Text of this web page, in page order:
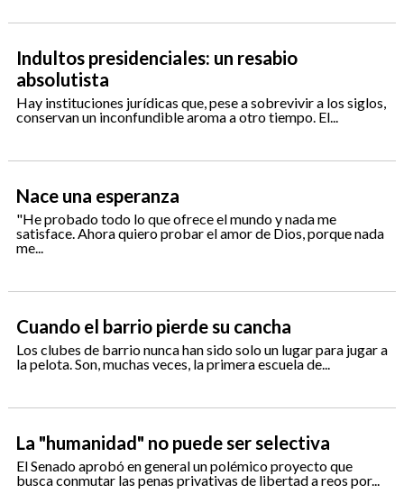
Indultos presidenciales: un resabio
absolutista
Hay instituciones jurídicas que, pese a sobrevivir a los siglos,
conservan un inconfundible aroma a otro tiempo. El...
Nace una esperanza
"He probado todo lo que ofrece el mundo y nada me
satisface. Ahora quiero probar el amor de Dios, porque nada
me...
Cuando el barrio pierde su cancha
Los clubes de barrio nunca han sido solo un lugar para jugar a
la pelota. Son, muchas veces, la primera escuela de...
La "humanidad" no puede ser selectiva
El Senado aprobó en general un polémico proyecto que
busca conmutar las penas privativas de libertad a reos por...